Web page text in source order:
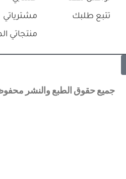
تتبع طلبك
مشترياتي
منتجاتي
جميع حقوق الطبع والنشر محفوظة